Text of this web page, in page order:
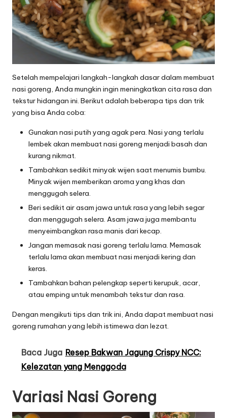
Setelah mempelajari langkah-langkah dasar dalam membuat
nasi goreng, Anda mungkin ingin meningkatkan cita rasa dan
tekstur hidangan ini. Berikut adalah beberapa tips dan trik
yang bisa Anda coba:
Gunakan nasi putih yang agak pera. Nasi yang terlalu
lembek akan membuat nasi goreng menjadi basah dan
kurang nikmat.
Tambahkan sedikit minyak wijen saat menumis bumbu.
Minyak wijen memberikan aroma yang khas dan
menggugah selera.
Beri sedikit air asam jawa untuk rasa yang lebih segar
dan menggugah selera. Asam jawa juga membantu
menyeimbangkan rasa manis dari kecap.
Jangan memasak nasi goreng terlalu lama. Memasak
terlalu lama akan membuat nasi menjadi kering dan
keras.
Tambahkan bahan pelengkap seperti kerupuk, acar,
atau emping untuk menambah tekstur dan rasa.
Dengan mengikuti tips dan trik ini, Anda dapat membuat nasi
goreng rumahan yang lebih istimewa dan lezat.
Baca Juga Resep Bakwan Jagung Crispy NCC:
Kelezatan yang Menggoda
Variasi Nasi Goreng